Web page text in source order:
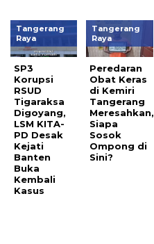
Tangerang
Raya
SP3
Korupsi
RSUD
Tigaraksa
Digoyang,
LSM KITA-
PD Desak
Kejati
Banten
Buka
Kembali
Kasus
Tangerang
Raya
Peredaran
Obat Keras
di Kemiri
Tangerang
Meresahkan,
Siapa
Sosok
Ompong di
Sini?